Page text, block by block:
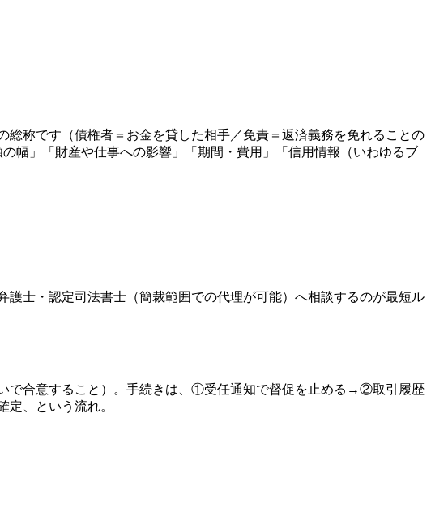
称です（債権者＝お金を貸した相手／免責＝返済義務を免れることの
幅」「財産や仕事への影響」「期間・費用」「信用情報（いわゆるブ
士・認定司法書士（簡裁範囲での代理が可能）へ相談するのが最短ル
で合意すること）。手続きは、①受任通知で督促を止める→②取引履歴
、という流れ。